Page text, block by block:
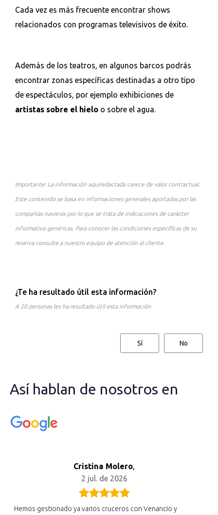
Cada vez es más frecuente encontrar shows
relacionados con programas televisivos de éxito.
Además de los teatros, en algunos barcos podrás
encontrar zonas específicas destinadas a otro tipo
de espectáculos, por ejemplo exhibiciones de
artistas sobre el hielo o sobre el agua.
Importante: La información aquíredactada carece de valor contractual.
Este contenido se basa en informaciones generales aportadas por las
compañías navieras por lo que se trata de indicaciones de carácter
informativo genéricas. Para conocer las condiciones específicas de su
reserva consulte a nuestro equipo de atención al cliente.
¿Te ha resultado útil esta información?
A 20 personas les ha resultado útil esta información
Sí No
Así hablan de nosotros en
Cristina Molero
2 jul. de 2026
Hemos gestionado ya varios cruceros con Venancio y